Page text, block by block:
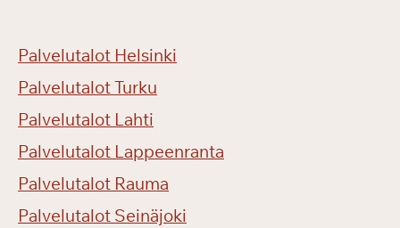
Palvelutalot Helsinki
Palvelutalot Turku
Palvelutalot Lahti
Palvelutalot Lappeenranta
Palvelutalot Rauma
Palvelutalot Seinäjoki